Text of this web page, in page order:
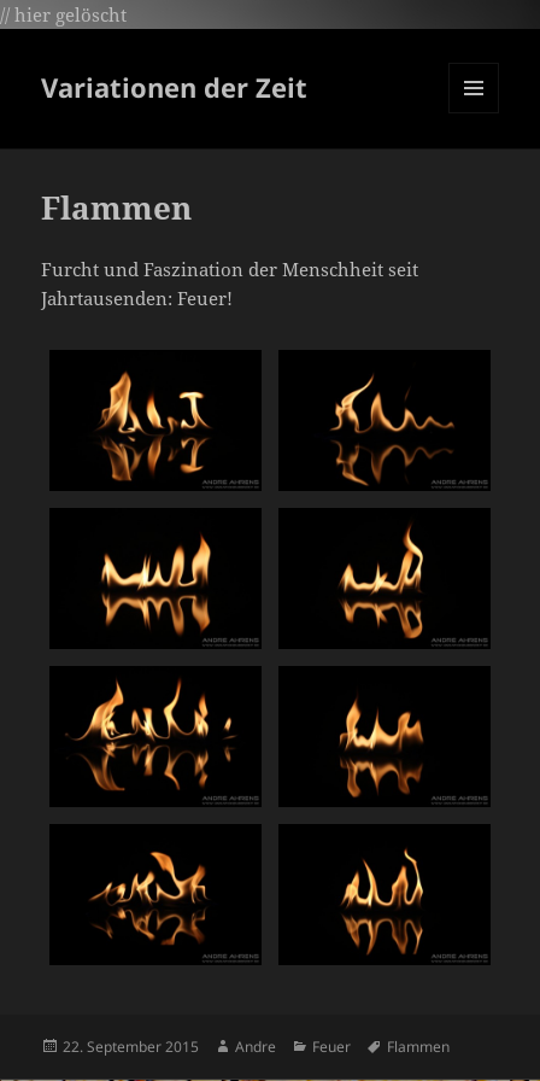
// hier gelöscht
Variationen der Zeit
Flammen
Furcht und Faszination der Menschheit seit
Jahrtausenden: Feuer!
Veröffentlicht
22. September 2015 Autor
Andre Kategorien
Feuer Schlagwörter
Flammen